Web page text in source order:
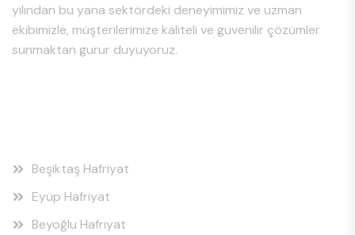
yılından bu yana sektördeki deneyimimiz ve uzman
ekibimizle, müşterilerimize kaliteli ve güvenilir çözümler
sunmaktan gurur duyuyoruz.
Beşiktaş Hafriyat
Eyüp Hafriyat
Beyoğlu Hafriyat